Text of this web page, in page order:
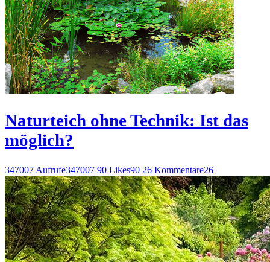
Naturteich ohne Technik: Ist das
möglich?
347007 Aufrufe347007 90 Likes90 26 Kommentare26